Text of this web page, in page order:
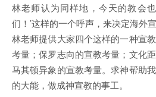
林老师认为同样地，今天的教会
们！’这样的一个呼声，来决定海外
林老师提供大家四个这样的一种宣
考量；保罗志向的宣教考量；文化
马其顿异象的宣教考量。求神帮助
的大能，做成神宣教的事工。